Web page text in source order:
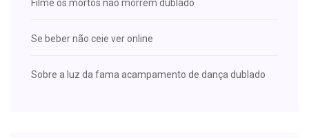
Filme os mortos não morrem dublado
Se beber não ceie ver online
Sobre a luz da fama acampamento de dança dublado